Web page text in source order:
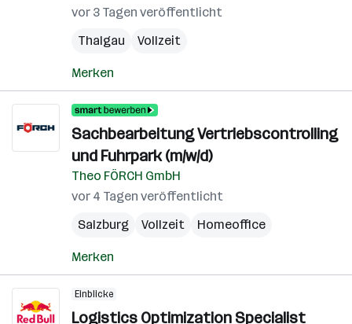
vor 3 Tagen veröffentlicht
Thalgau
Vollzeit
Merken
Sachbearbeitung Vertriebscontrolling
und Fuhrpark (m/w/d)
Theo FÖRCH GmbH
vor 4 Tagen veröffentlicht
Salzburg
Vollzeit Homeoffice
Merken
Einblicke
Logistics Optimization Specialist